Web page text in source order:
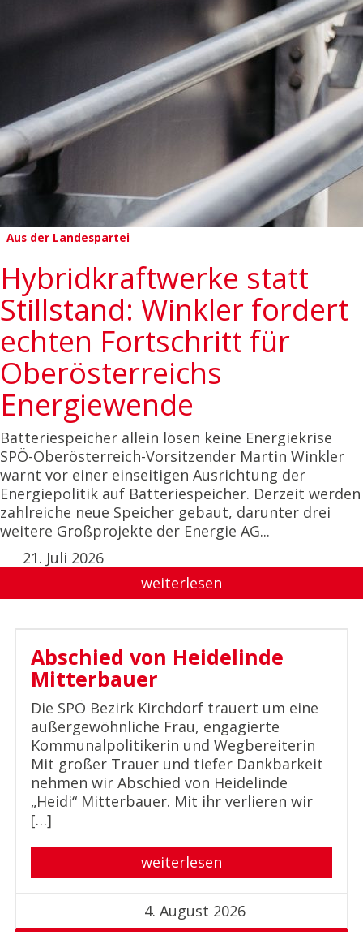
Aus der Landespartei
Hybridkraftwerke statt
Stillstand: Winkler fordert
echten Fortschritt für
Oberösterreichs
Energiewende
Batteriespeicher allein lösen keine Energiekrise
SPÖ-Oberösterreich-Vorsitzender Martin Winkler
warnt vor einer einseitigen Ausrichtung der
Energiepolitik auf Batteriespeicher. Derzeit werden
zahlreiche neue Speicher gebaut, darunter drei
weitere Großprojekte der Energie AG...
21. Juli 2026
weiterlesen
Abschied von Heidelinde
Mitterbauer
Die SPÖ Bezirk Kirchdorf trauert um eine
außergewöhnliche Frau, engagierte
Kommunalpolitikerin und Wegbereiterin
Mit großer Trauer und tiefer Dankbarkeit
nehmen wir Abschied von Heidelinde
„Heidi“ Mitterbauer. Mit ihr verlieren wir
[…]
weiterlesen
4. August 2026